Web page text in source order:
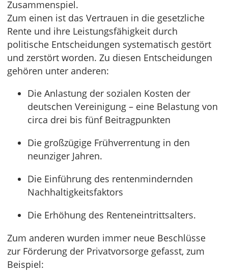
Zusammenspiel.
Zum einen ist das Vertrauen in die gesetzliche
Rente und ihre Leistungsfähigkeit durch
politische Entscheidungen systematisch gestört
und zerstört worden. Zu diesen Entscheidungen
gehören unter anderen:
Die Anlastung der sozialen Kosten der
deutschen Vereinigung – eine Belastung von
circa drei bis fünf Beitragpunkten
Die großzügige Frühverrentung in den
neunziger Jahren.
Die Einführung des rentenmindernden
Nachhaltigkeitsfaktors
Die Erhöhung des Renteneintrittsalters.
Zum anderen wurden immer neue Beschlüsse
zur Förderung der Privatvorsorge gefasst, zum
Beispiel: